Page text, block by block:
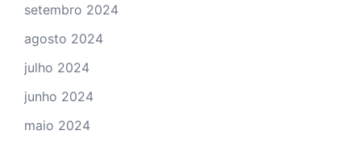
setembro 2024
agosto 2024
julho 2024
junho 2024
maio 2024